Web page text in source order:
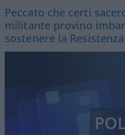
Peccato che certi
militante provino
sostenere la